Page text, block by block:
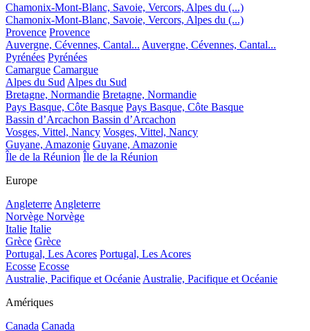
Chamonix-Mont-Blanc, Savoie, Vercors, Alpes du (...)
Chamonix-Mont-Blanc, Savoie, Vercors, Alpes du (...)
Provence Provence
Auvergne, Cévennes, Cantal... Auvergne, Cévennes, Cantal...
Pyrénées Pyrénées
Camargue Camargue
Alpes du Sud Alpes du Sud
Bretagne, Normandie Bretagne, Normandie
Pays Basque, Côte Basque Pays Basque, Côte Basque
Bassin d’Arcachon Bassin d’Arcachon
Vosges, Vittel, Nancy Vosges, Vittel, Nancy
Guyane, Amazonie Guyane, Amazonie
Île de la Réunion Île de la Réunion
Europe
Angleterre Angleterre
Norvège Norvège
Italie Italie
Grèce Grèce
Portugal, Les Acores Portugal, Les Acores
Ecosse Ecosse
Australie, Pacifique et Océanie Australie, Pacifique et Océanie
Amériques
Canada Canada